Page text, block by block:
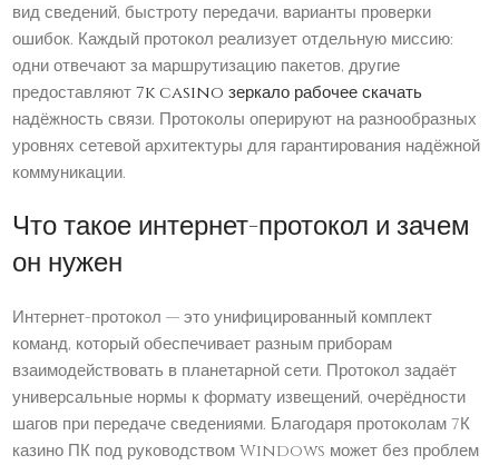
вид сведений, быстроту передачи, варианты проверки
ошибок. Каждый протокол реализует отдельную миссию:
одни отвечают за маршрутизацию пакетов, другие
предоставляют7k casino зеркало рабочее скачать
надёжность связи. Протоколы оперируют на разнообразных
уровнях сетевой архитектуры для гарантирования надёжной
коммуникации.
Что такое интернет-протокол и зачем
он нужен
Интернет-протокол — это унифицированный комплект
команд, который обеспечивает разным приборам
взаимодействовать в планетарной сети. Протокол задаёт
универсальные нормы к формату извещений, очерёдности
шагов при передаче сведениями. Благодаря протоколам 7К
казино ПК под руководством Windows может без проблем